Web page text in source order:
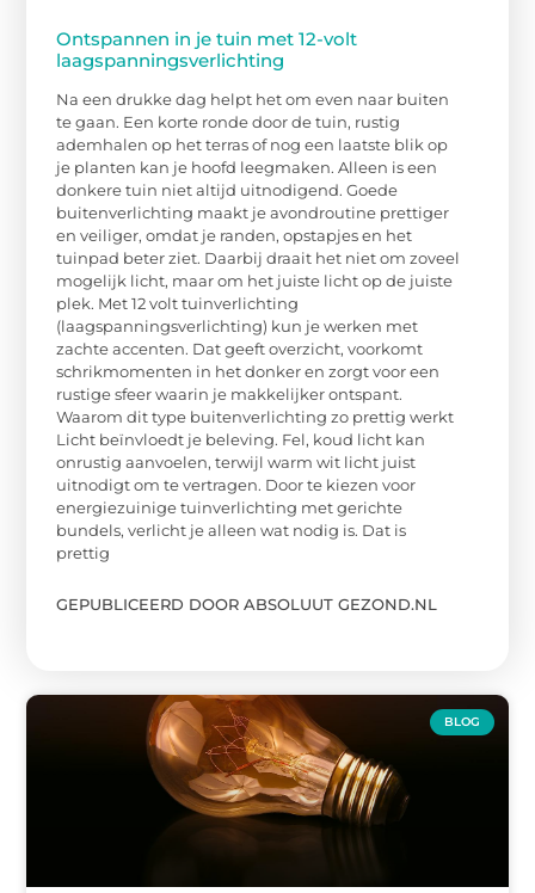
Ontspannen in je tuin met 12-volt
laagspanningsverlichting
Na een drukke dag helpt het om even naar buiten
te gaan. Een korte ronde door de tuin, rustig
ademhalen op het terras of nog een laatste blik op
je planten kan je hoofd leegmaken. Alleen is een
donkere tuin niet altijd uitnodigend. Goede
buitenverlichting maakt je avondroutine prettiger
en veiliger, omdat je randen, opstapjes en het
tuinpad beter ziet. Daarbij draait het niet om zoveel
mogelijk licht, maar om het juiste licht op de juiste
plek. Met 12 volt tuinverlichting
(laagspanningsverlichting) kun je werken met
zachte accenten. Dat geeft overzicht, voorkomt
schrikmomenten in het donker en zorgt voor een
rustige sfeer waarin je makkelijker ontspant.
Waarom dit type buitenverlichting zo prettig werkt
Licht beïnvloedt je beleving. Fel, koud licht kan
onrustig aanvoelen, terwijl warm wit licht juist
uitnodigt om te vertragen. Door te kiezen voor
energiezuinige tuinverlichting met gerichte
bundels, verlicht je alleen wat nodig is. Dat is
prettig
GEPUBLICEERD DOOR ABSOLUUT GEZOND.NL
BLOG